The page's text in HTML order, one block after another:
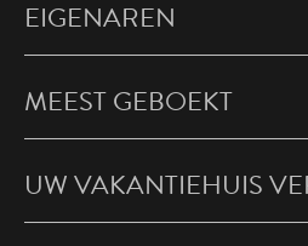
EIGENAREN
MEEST GEBOEKT
UW VAKANTIEHUIS